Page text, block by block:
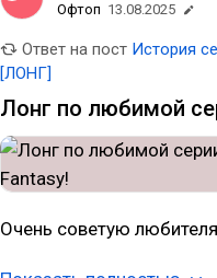
Офтоп 13.08.2025
Ответ на пост История
[ЛОНГ]
Лонг по любимой
Очень советую